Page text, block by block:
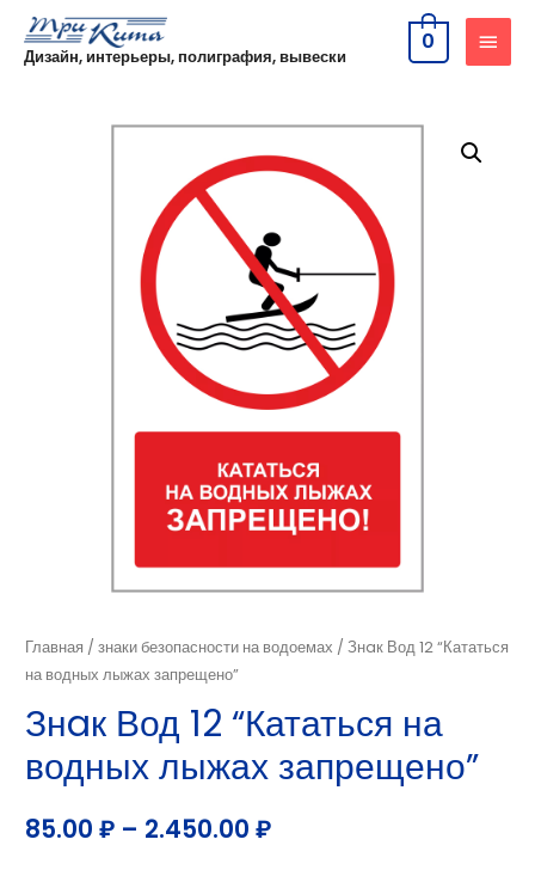
Дизайн, интерьеры, полиграфия, вывески
0
Главная /знаки безопасности на водоемах / Знaк Вод 12 “Кататься
на водных лыжах запрещено”
Знaк Вод 12 “Кататься на
водных лыжах запрещено”
85.00₽ – 2.450.00₽